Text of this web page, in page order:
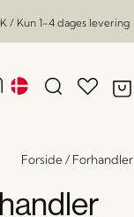
/ Kun 1-4 dages levering
Forside/ Forhandler